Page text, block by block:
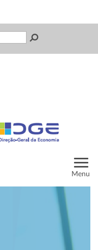
Menu